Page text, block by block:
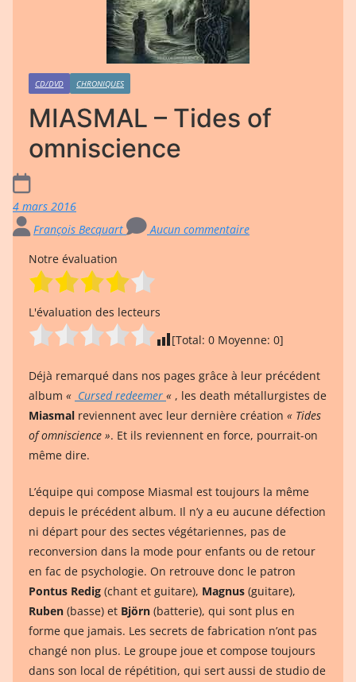
CD/DVD CHRONIQUES
MIASMAL – Tides of
omniscience
4 mars 2016
François Becquart
Aucun commentaire
Notre évaluation
L'évaluation des lecteurs
[Total: 0 Moyenne: 0]
Déjà remarqué dans nos pages grâce à leur précédent
album « Cursed redeemer « , les death métallurgistes de
Miasmal reviennent avec leur dernière création « Tides
of omniscience ». Et ils reviennent en force, pourrait-on
même dire.
L’équipe qui compose Miasmal est toujours la même
depuis le précédent album. Il n’y a eu aucune défection
ni départ pour des sectes végétariennes, pas de
reconversion dans la mode pour enfants ou de retour
en fac de psychologie. On retrouve donc le patron
Pontus Redig (chant et guitare), Magnus (guitare),
Ruben (basse) et Björn (batterie), qui sont plus en
forme que jamais. Les secrets de fabrication n’ont pas
changé non plus. Le groupe joue et compose toujours
dans son local de répétition, qui sert aussi de studio de